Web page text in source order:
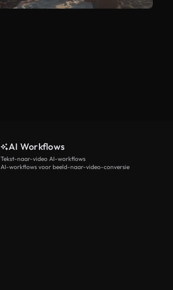
AI Workflows
Tekst-naar-video AI-workflows
AI-workflows voor beeld-naar-video-conversie